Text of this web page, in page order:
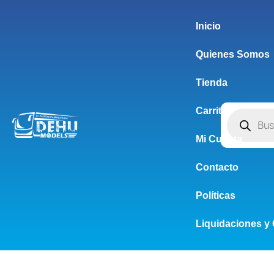
Inicio
Quienes Somos
Tienda
Carrito
Mi Cuenta
Contacto
Políticas
Liquidaciones y